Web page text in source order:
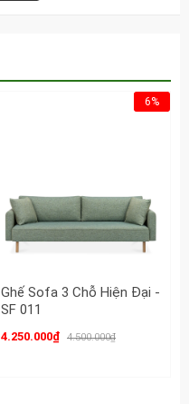
6%
Ghế Sofa 3 Chỗ Hiện Đại -
SF 011
4.250.000₫ 4.500.000₫